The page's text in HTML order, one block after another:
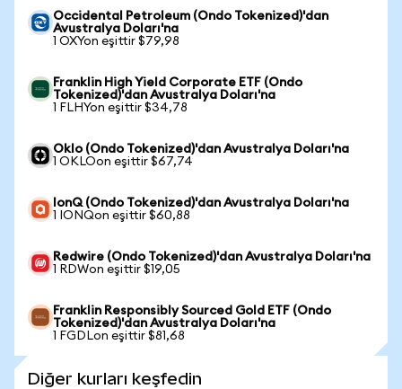
Occidental Petroleum (Ondo Tokenized)'dan
Avustralya Doları'na
1 OXYon eşittir $79,98
Franklin High Yield Corporate ETF (Ondo
Tokenized)'dan Avustralya Doları'na
1 FLHYon eşittir $34,78
Oklo (Ondo Tokenized)'dan Avustralya Doları'na
1 OKLOon eşittir $67,74
IonQ (Ondo Tokenized)'dan Avustralya Doları'na
1 IONQon eşittir $60,88
Redwire (Ondo Tokenized)'dan Avustralya Doları'na
1 RDWon eşittir $19,05
Franklin Responsibly Sourced Gold ETF (Ondo
Tokenized)'dan Avustralya Doları'na
1 FGDLon eşittir $81,68
Diğer kurları keşfedin